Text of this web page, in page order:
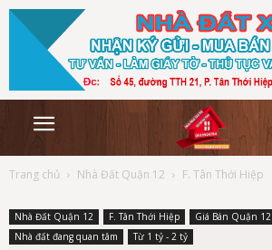
Trang chủ Nhà Đất Quận 12 F. Tân Thới Hiệp
Nhà Đất Quận 12 F. Tân Thới Hiệp
Giá Bán Quận 12
Nhà đất đang quan tâm
Từ 1 tỷ - 2 tỷ